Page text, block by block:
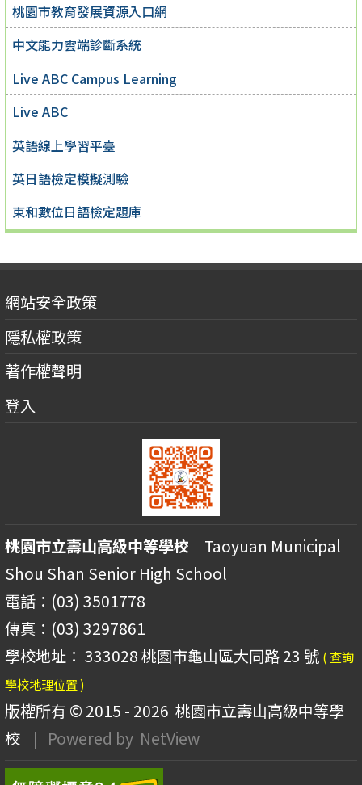
桃園市教育發展資源入口網
中文能力雲端診斷系統
Live ABC Campus Learning
Live ABC
英語線上學習平臺
英日語檢定模擬測驗
東和數位日語檢定題庫
網站安全政策
隱私權政策
著作權聲明
登入
桃園市立壽山高級中等學校 Taoyuan Municipal
Shou Shan Senior High School
電話：(03) 3501778
傳真：(03) 3297861
學校地址： 333028 桃園市龜山區大同路 23 號 ( 查詢
學校地理位置 )
版權所有 © 2015 - 2026 桃園市立壽山高級中等學
校
| Powered by NetView